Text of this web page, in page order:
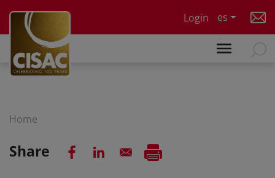
Login
es
Home
Share